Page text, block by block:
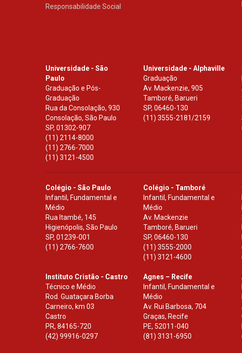
Responsabilidade Social
Universidade - São
Paulo
Graduação e Pós-
Graduação
Rua da Consolação, 930
Consolação, São Paulo
SP, 01302-907
(11) 2114-8000
(11) 2766-7000
(11) 3121-4500
Universidade - Alphaville
Graduação
Av. Mackenzie, 905
Tamboré, Barueri
SP,06460-130
(11) 3555-2181/2159
Colégio - São Paulo
Infantil, Fundamental e
Médio
Rua Itambé, 145
Higienópolis, São Paulo
SP, 01239-001
(11) 2766-7600
Colégio - Tamboré
Infantil, Fundamental e
Médio
Av. Mackenzie
Tamboré, Barueri
SP,06460-130
(11) 3555-2000
(11) 3121-4600
Instituto Cristão - Castro
Técnico e Médio
Rod. Guataçara Borba
Carneiro, km 03
Castro
PR, 84165-720
(42) 99916-0297
Agnes – Recife
Infantil, Fundamental e
Médio
Av. Rui Barbosa, 704
Graças, Recife
PE, 52011-040
(81) 3131-6950